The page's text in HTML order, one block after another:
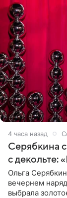
4 часа назад
Серябкина
с декольте:
Ольга
вечернем
выбрала